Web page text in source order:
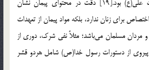
بنت اسد، مادر حضرت علی(ع) بود.[19] دقت در محتوای پیمان نشان
برای زنان ندارد، بلکه مواد پیمان از تعهدات
مردان مسلمان می‌باشد؛ مثلاً نفی شرک، دوری از
پیروی از دستورات رسول خدا(ص) شامل هردو قشر